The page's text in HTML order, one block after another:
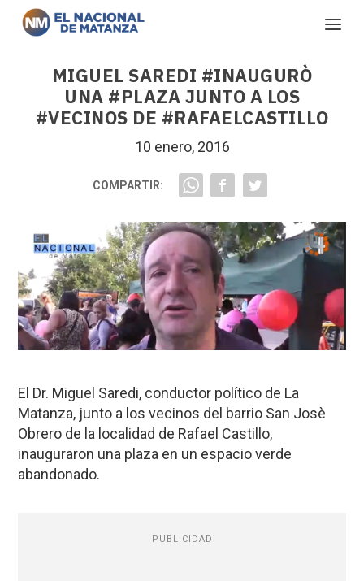
MIGUEL SAREDI #INAUGURÒ
UNA #PLAZA JUNTO A LOS
#VECINOS DE #RAFAELCASTILLO
10 enero, 2016
COMPARTIR:
El Dr. Miguel Saredi, conductor político de La
Matanza, junto a los vecinos del barrio San Josè
Obrero de la localidad de Rafael Castillo,
inauguraron una plaza en un espacio verde
abandonado.
PUBLICIDAD